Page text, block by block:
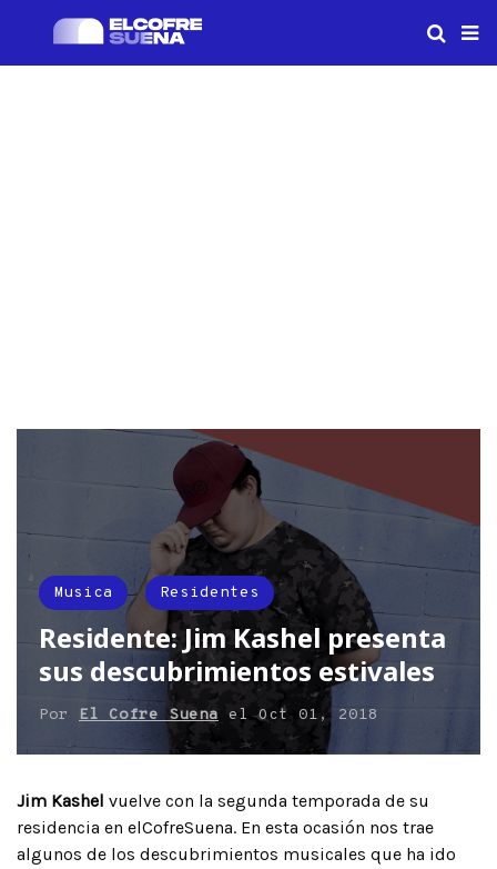
Musica Residentes
Residente: Jim Kashel presenta
sus descubrimientos estivales
Por El Cofre Suena elOct 01, 2018
Jim Kashel vuelve con la segunda temporada de su
residencia en elCofreSuena. En esta ocasión nos trae
algunos de los descubrimientos musicales que ha ido